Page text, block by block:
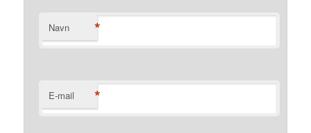
Navn *
E-mail *